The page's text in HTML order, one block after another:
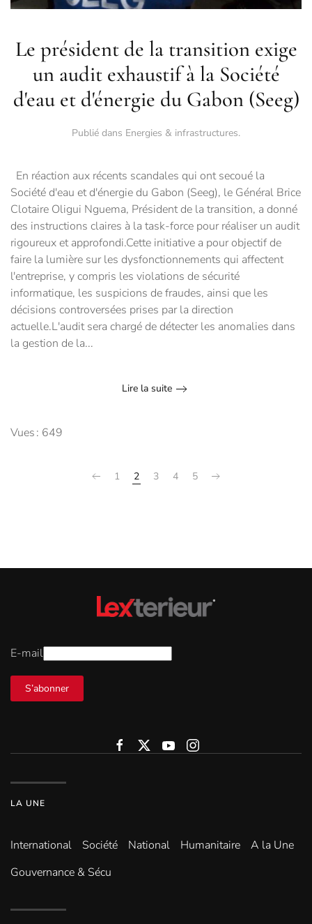
Le président de la transition exige
un audit exhaustif à la Société
d'eau et d'énergie du Gabon (Seeg)
Publié dans Energies & infrastructures.
En réaction aux récents scandales qui ont secoué la
Société d'eau et d'énergie du Gabon (Seeg), le Général Brice
Clotaire Oligui Nguema, Président de la transition, a donné
des instructions claires à la task-force pour réaliser un audit
rigoureux et approfondi.Cette initiative a pour objectif de
faire la lumière sur les dysfonctionnements qui affectent
l'entreprise, y compris les violations de sécurité
informatique, les suspicions de fraudes, ainsi que les
décisions controversées prises par la direction
actuelle.L'audit sera chargé de détecter les anomalies dans
la gestion de la...
Lire la suite
Vues : 649
1 2 3 4 5
E-mail
S’abonner
LA UNE
International Société National Humanitaire
A la Une
Gouvernance & Sécu